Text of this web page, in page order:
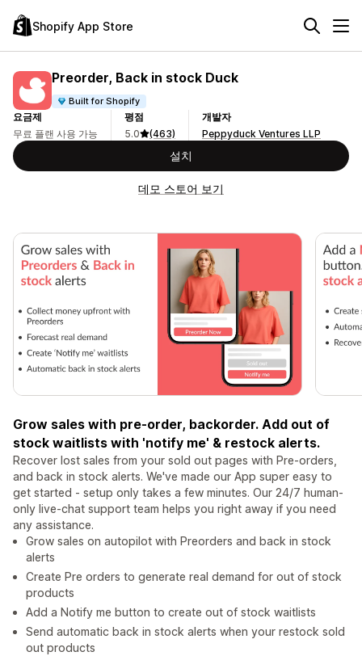
Shopify App Store
Preorder, Back in stock Duck
Built for Shopify
요금제
무료 플랜 사용 가능
평점
5.0
(463)
개발자
Peppyduck Ventures LLP
설치
데모 스토어 보기
Grow sales with pre-order, backorder. Add out of
stock waitlists with 'notify me' & restock alerts.
Recover lost sales from your sold out pages with Pre-orders,
and back in stock alerts. We've made our App super easy to
get started - setup only takes a few minutes. Our 24/7 human-
only live-chat support team helps you right away if you need
any assistance.
Grow sales on autopilot with Preorders and back in stock
alerts
Create Pre orders to generate real demand for out of stock
products
Add a Notify me button to create out of stock waitlists
Send automatic back in stock alerts when your restock sold
out products